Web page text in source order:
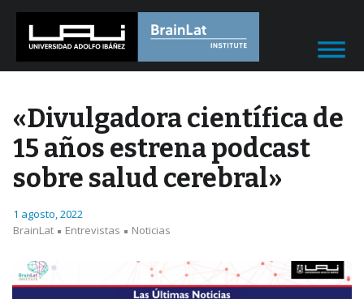
«Divulgadora científica de
15 años estrena podcast
sobre salud cerebral»
1 agosto, 2022
BrainLat
Entrevistas Noticias